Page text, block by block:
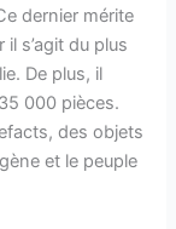
dernier mérite
s’agit du plus
De plus, il
000 pièces.
des objets
et le peuple